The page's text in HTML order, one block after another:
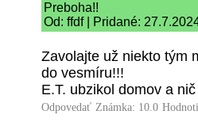
Preboha!!
Od: ffdf | Pridané:
Zavolajte už niekto tým
do vesmíru!!!
E.T. ubzikol domov a
Odpovedať Známka: 10.0